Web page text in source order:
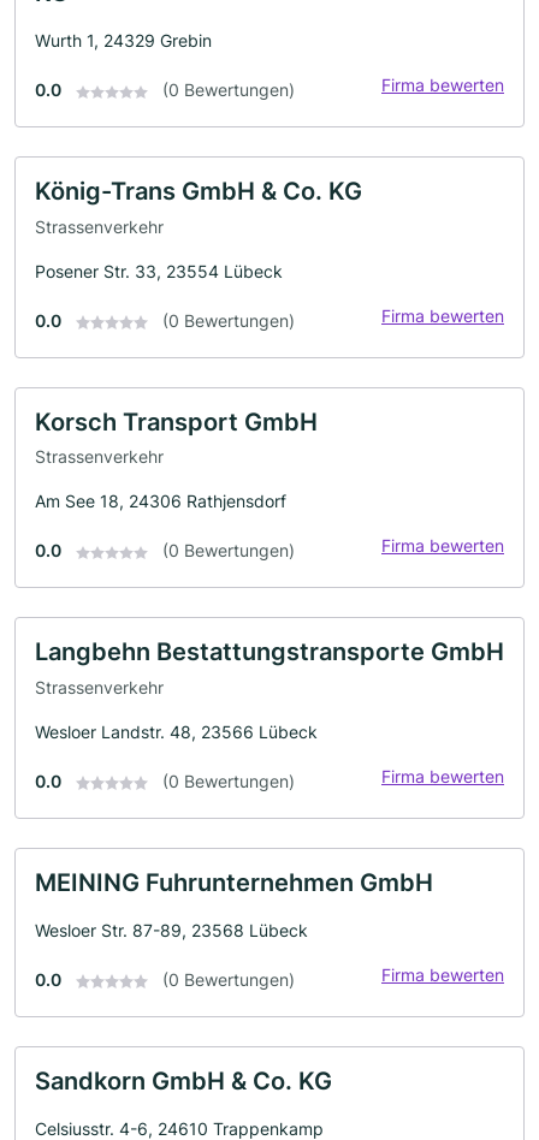
Wurth 1, 24329 Grebin
0.0 (0 Bewertungen) Firma bewerten
König-Trans GmbH & Co. KG
Strassenverkehr
Posener Str. 33, 23554 Lübeck
0.0 (0 Bewertungen) Firma bewerten
Korsch Transport GmbH
Strassenverkehr
Am See 18, 24306 Rathjensdorf
0.0 (0 Bewertungen) Firma bewerten
Langbehn Bestattungstransporte GmbH
Strassenverkehr
Wesloer Landstr. 48, 23566 Lübeck
0.0 (0 Bewertungen) Firma bewerten
MEINING Fuhrunternehmen GmbH
Wesloer Str. 87-89, 23568 Lübeck
0.0 (0 Bewertungen) Firma bewerten
Sandkorn GmbH & Co. KG
Celsiusstr. 4-6, 24610 Trappenkamp